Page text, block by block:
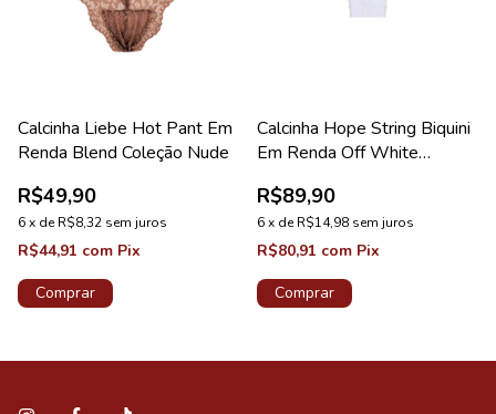
Calcinha Liebe Hot Pant Em
Renda Blend Coleção Nude
R$49,90
6x deR$8,32 sem juros
R$44,91 com Pix
Comprar
Calcinha Hope String Biquini
Em Renda Off White
R$89,90
6x deR$14,98 sem juros
R$80,91 com Pix
Comprar